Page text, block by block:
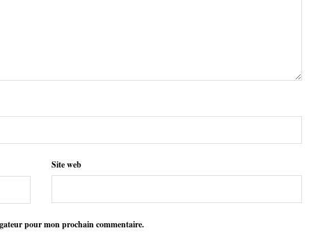
Site web
pour mon prochain commentaire.